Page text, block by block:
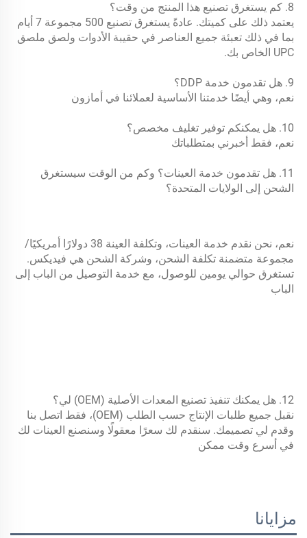
8. كم يستغرق تصنيع هذا المنتج من وقت؟
UPC الخاص بك.
9. هل تقدمون خدمة DDP؟
نعم، وهي أيضًا خدمتنا الأساسية لعملائنا في أمازون
10. هل يمكنكم توفير تغليف مخصص؟
نعم، فقط أخبرني بمتطلباتك
الشحن إلى الولايات المتحدة؟
نعم، نحن نقدم خدمة العينات، وتكلفة العينة 38 دولارًا أمريكيًا/
الباب
12. هل يمكنك تنفيذ تصنيع المعدات الأصلية (OEM) لي؟
في أسرع وقت ممكن
مزايانا